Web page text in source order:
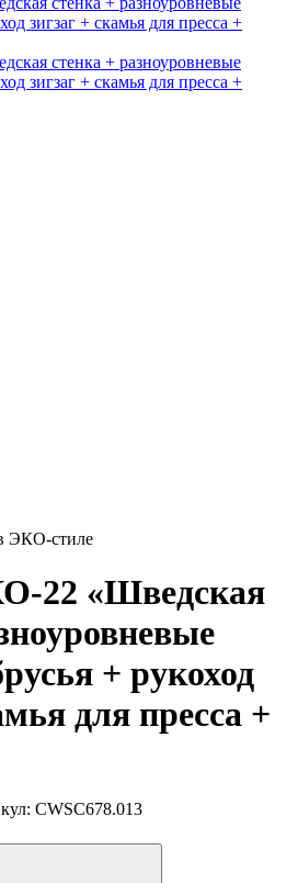
ЭКО-стиле
22 «Шведская
+ рукоход
для пресса +
CWSC678.013